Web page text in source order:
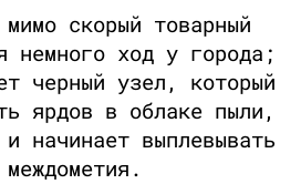
скорый товарный
немного ход у города;
черный узел, который
ярдов в облаке пыли,
начинает выплевывать